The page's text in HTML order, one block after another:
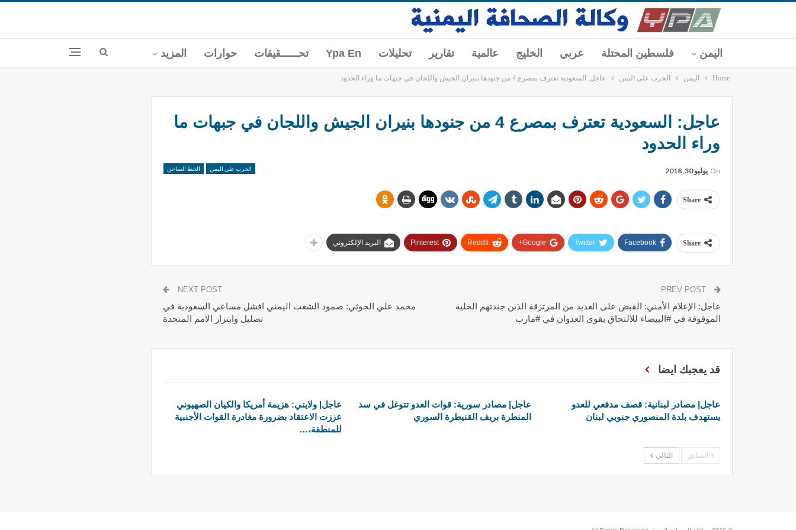
اليمن فلسطين المحتلة عربي الخليج عالمية تقارير تحليلات Ypa En تحــــــقيقات حوارات المزيد
Home اليمن الحرب على اليمن عاجل: السعودية تعترف بمصرع 4 من جنودها بنيران الجيش واللجان في جبهات ما وراء الحدود
عاجل: السعودية تعترف بمصرع 4 من جنودها بنيران الجيش واللجان في جبهات ما
وراء الحدود
الحرب على اليمن الخط الساخن On يوليو 30, 2018
Share
Share
Facebook
Twitter
Google+
ReddIt
Pinterest البريد الإلكتروني
عاجل: الإعلام الأمني: القبض على العديد من المرتزقة الذين جندتهم الخلية
الموقوفة في #البيضاء للالتحاق بقوى العدوان في #مارب
NEXT POST
محمد علي الحوثي: صمود الشعب اليمني افشل مساعي السعودية في
تضليل وابتزاز الامم المتحدة
قد يعجبك ايضا
عاجل| مصادر لبنانية: قصف مدفعي للعدو
يستهدف بلدة المنصوري جنوبي لبنان
عاجل| مصادر سورية: قوات العدو تتوغل في سد
المنطرة بريف القنيطرة السوري
عاجل| ولايتي: هزيمة أمريكا والكيان الصهيوني
عززت الاعتقاد بضرورة مغادرة القوات الأجنبية
للمنطقة،…
السابق التالي